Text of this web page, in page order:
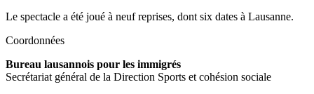
Le spectacle a été joué à neuf reprises, dont six dates à Lausanne.
Coordonnées
Bureau lausannois pour les immigrés
Secrétariat général de la Direction Sports et cohésion sociale